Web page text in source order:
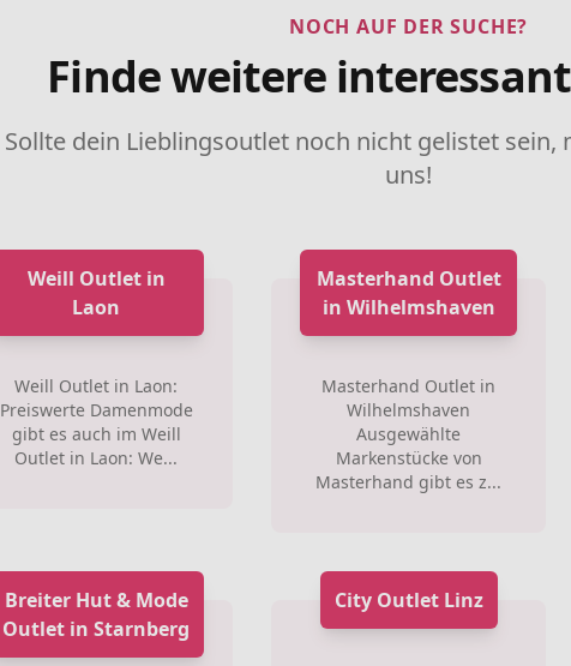
NOCH AUF DER SUCHE?
Finde weitere
Sollte dein Lieblingsoutlet noch nicht gelistet sein,
uns!
Weill Outlet in
Laon
Weill Outlet in Laon:
Preiswerte Damenmode
gibt es auch im Weill
Outlet in Laon: We...
Masterhand Outlet
in Wilhelmshaven
Masterhand Outlet in
Wilhelmshaven
Ausgewählte
Markenstücke von
Masterhand gibt es z...
Breiter Hut & Mode
Outlet in Starnberg
City Outlet Linz